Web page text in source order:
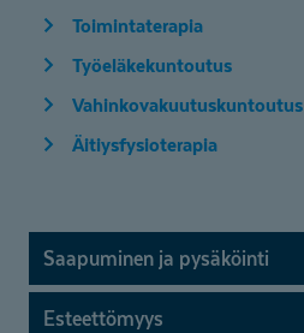
Toimintaterapia
Työeläkekuntoutus
Vahinkovakuutuskuntoutus
Äitiysfysioterapia
Saapuminen ja pysäköinti
Esteettömyys